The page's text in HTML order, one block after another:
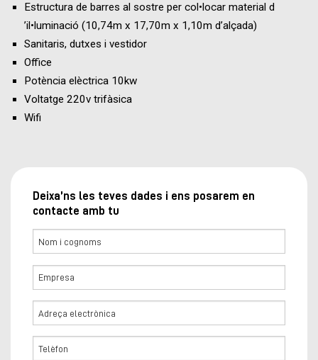
Estructura de barres al sostre per col•locar material d
’il•luminació (10,74m x 17,70m x 1,10m d’alçada)
Sanitaris, dutxes i vestidor
Office
Potència elèctrica 10kw
Voltatge 220v trifàsica
Wifi
Deixa’ns les teves dades i ens posarem en
contacte amb tu